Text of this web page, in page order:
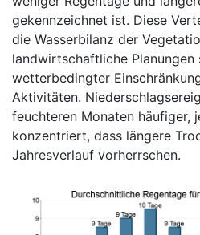
gekennzeichnet ist. Diese
die Wasserbilanz der
landwirtschaftliche
wetterbedingter
Aktivitäten.
feuchteren Monaten häufiger,
konzentriert, dass längere
Jahresverlauf vorherrschen.